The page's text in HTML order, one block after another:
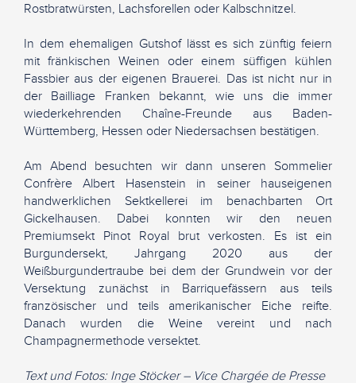
Rostbratwürsten, Lachsforellen oder Kalbschnitzel.
In dem ehemaligen Gutshof lässt es sich zünftig feiern
mit fränkischen Weinen oder einem süffigen kühlen
Fassbier aus der eigenen Brauerei. Das ist nicht nur in
der Bailliage Franken bekannt, wie uns die immer
wiederkehrenden Chaîne-Freunde aus Baden-
Württemberg, Hessen oder Niedersachsen bestätigen.
Am Abend besuchten wir dann unseren Sommelier
Confrère Albert Hasenstein in seiner hauseigenen
handwerklichen Sektkellerei im benachbarten Ort
Gickelhausen. Dabei konnten wir den neuen
Premiumsekt Pinot Royal brut verkosten. Es ist ein
Burgundersekt, Jahrgang 2020 aus der
Weißburgundertraube bei dem der Grundwein vor der
Versektung zunächst in Barriquefässern aus teils
französischer und teils amerikanischer Eiche reifte.
Danach wurden die Weine vereint und nach
Champagnermethode versektet.
Text und Fotos: Inge Stöcker – Vice Chargée de Presse